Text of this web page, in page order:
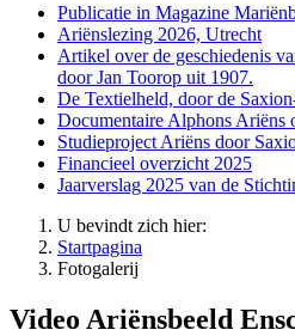
Publicatie in Magazine
Ariënslezing 2026, Utrecht
Artikel over de geschiedenis
door Jan Toorop uit 1907.
De Textielheld, door de
Documentaire Alphons Ariëns
Studieproject Ariëns door
Financieel overzicht 2025
Jaarverslag 2025 van de
U bevindt zich hier:
Startpagina
Fotogalerij
Video Ariënsbeeld